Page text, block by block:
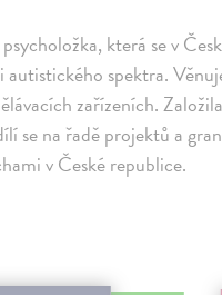
která se v
spektra.
zařízeních.
se na řadě projektů a
v České republice.